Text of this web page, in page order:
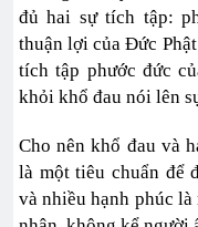
đủ hai sự tích tập:
thuận lợi của Đức
tích tập phước đức
khỏi khổ đau nói lên
Cho nên khổ đau và
là một tiêu chuẩn để
và nhiều hạnh phúc